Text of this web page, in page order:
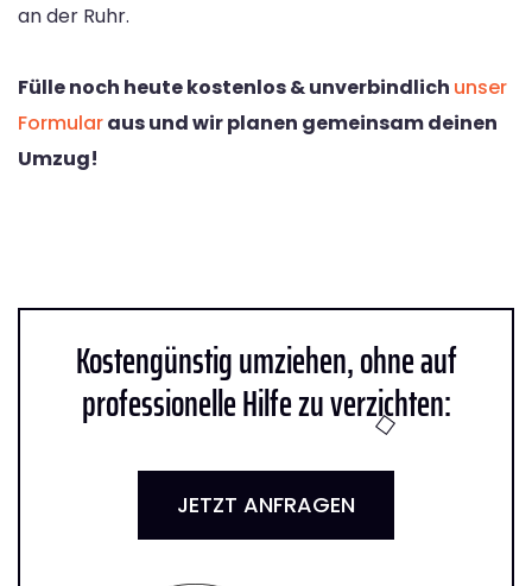
an der Ruhr.
Fülle noch heute kostenlos & unverbindlich unser
Formularaus und wir planen gemeinsam deinen
Umzug!
Kostengünstig umziehen, ohne auf
professionelle Hilfe zu verzichten:
JETZT ANFRAGEN